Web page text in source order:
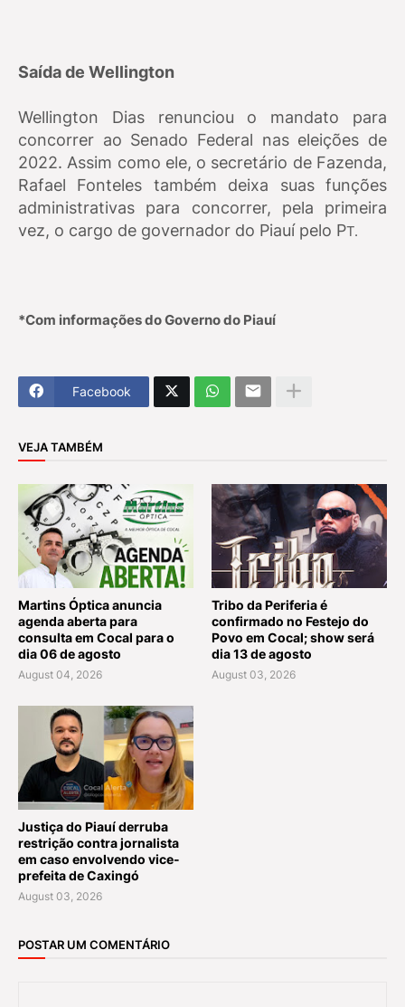
Saída de Wellington
Wellington Dias renunciou o mandato para
concorrer ao Senado Federal nas eleições de
2022. Assim como ele, o secretário de Fazenda,
Rafael Fonteles também deixa suas funções
administrativas para concorrer, pela primeira
vez, o cargo de governador do Piauí pelo PT.
*Com informações do Governo do Piauí
Facebook
VEJA TAMBÉM
Martins Óptica anuncia
agenda aberta para
consulta em Cocal para o
dia 06 de agosto
August 04, 2026
Tribo da Periferia é
confirmado no Festejo do
Povo em Cocal; show será
dia 13 de agosto
August 03, 2026
Justiça do Piauí derruba
restrição contra jornalista
em caso envolvendo vice-
prefeita de Caxingó
August 03, 2026
POSTAR UM COMENTÁRIO